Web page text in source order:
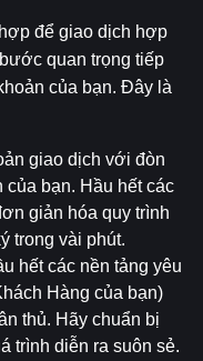
để giao dịch hợp
quan trọng tiếp
của bạn. Đây là
giao dịch với đòn
của bạn. Hầu hết các
giản hóa quy trình
trong vài phút.
hết các nền tảng yêu
Hàng của bạn)
thủ. Hãy chuẩn bị
trình diễn ra suôn sẻ.